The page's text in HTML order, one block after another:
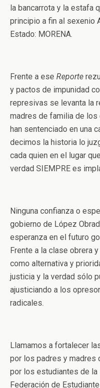
la bancarrota y la estafa
principio a fin al sexenio
Estado: MORENA.
Frente a ese Reporte
y pactos de impunidad
represivas se levanta la
madres de familia de
han sentenciado en una
decimos la historia lo
cada quien en el lugar
verdad SIEMPRE es
Ninguna confianza o
gobierno de López
esperanza en el futuro
Frente a la clase obrera
como alternativa y
justicia y la verdad sólo
ajusticiando a los
radicales.
Llamamos a fortalecer
por los padres y madres
por los estudiantes de la
Federación de